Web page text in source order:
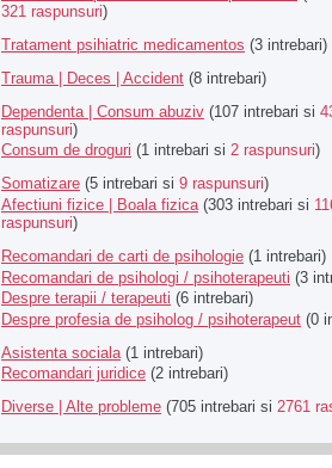
321 raspunsuri)
Tratament psihiatric medicamentos (3 intrebari)
Trauma | Deces | Accident (8 intrebari)
Dependenta | Consum abuziv (107 intrebari si
raspunsuri)
Consum de droguri (1 intrebari si 2 raspunsuri)
Somatizare (5 intrebari si 9 raspunsuri)
Afectiuni fizice | Boala fizica(303 intrebari si
raspunsuri)
Recomandari de carti de psihologie (1 intrebari)
Recomandari de psihologi / psihoterapeuti (3
Despre terapii / terapeuti (6 intrebari)
Despre profesia de psiholog / psihoterapeut (0
Asistenta sociala (1 intrebari)
Recomandari juridice (2 intrebari)
Diverse | Alte probleme (705 intrebari si 2761